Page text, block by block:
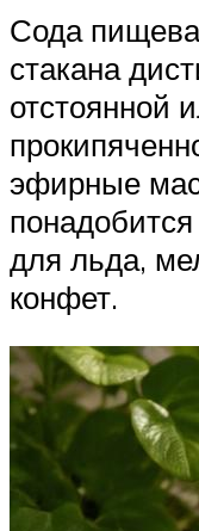
Сода
стакана
отстоянной
эфирные
для льда,
конфет.